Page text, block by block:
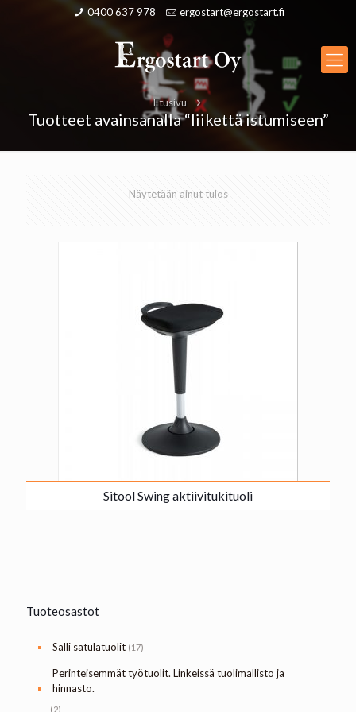
0400 637 978 ergostart@ergostart.fi
Etusivu
Tuotteet avainsanalla “liikettä istumiseen”
Näytetään ainut tulos
Sitool Swing aktiivitukituoli
Tuoteosastot
Salli satulatuolit (17)
Perinteisemmät työtuolit. Linkeissä tuolimallisto ja
hinnasto.
(2)